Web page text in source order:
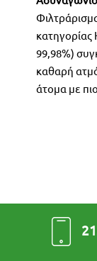
κατηγορίας
99,98%)
καθαρή
άτομα με